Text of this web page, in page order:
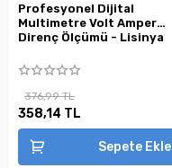
Profesyonel Dijital
Multimetre Volt Amper
Direnç Ölçümü - Lisinya
376,99 TL
358,14 TL
Sepete Ekle